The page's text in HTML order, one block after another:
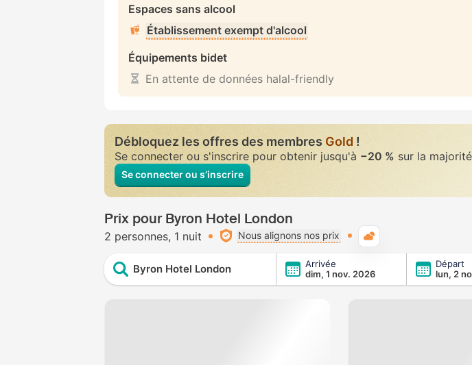
Espaces sans alcool
Établissement exempt d'alcool
Équipements bidet
En attente de données halal-friendly
Débloquez les offres des membres Gold !
Se connecter ou s'inscrire pour obtenir jusqu'à −20 % sur la
Se connecter ou s’inscrire
Prix pour Byron Hotel London
2 personnes 1 nuit Nous alignons nos prix
Byron Hotel London
Arrivée
dim, 1 nov. 2026
Départ
lun, 2